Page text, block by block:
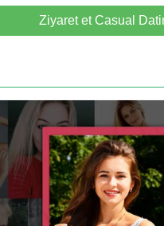
Ziyaret et Casual